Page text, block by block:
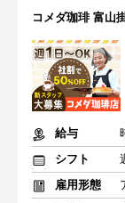
コメダ珈琲 富山
給与
シフト
雇用形態